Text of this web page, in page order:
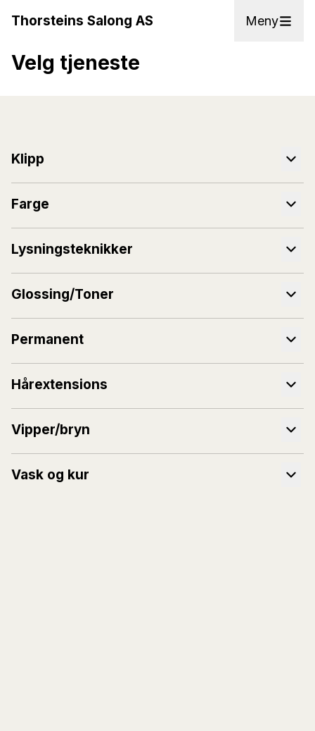
Thorsteins Salong AS Meny
Velg tjeneste
Klipp
Farge
Lysningsteknikker
Glossing/Toner
Permanent
Hårextensions
Vipper/bryn
Vask og kur